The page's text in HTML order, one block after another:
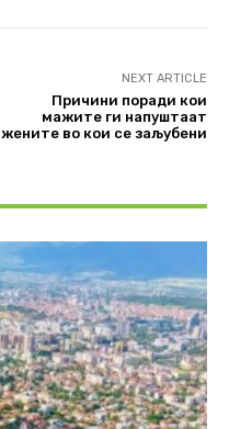
NEXT ARTICLE
Причини поради кои
мажите ги напуштаат
жените во кои се заљубени